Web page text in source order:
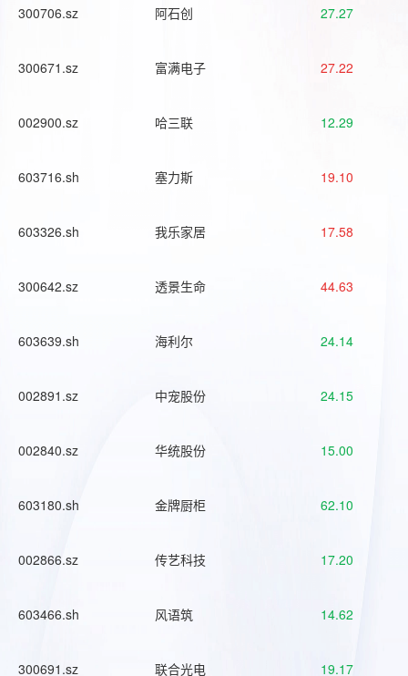
300706.sz 阿石创 27.27
300671.sz 富满电子 27.22
002900.sz 哈三联 12.29
603716.sh 塞力斯 19.10
603326.sh 我乐家居 17.58
300642.sz 透景生命 44.63
603639.sh 海利尔 24.14
002891.sz 中宠股份 24.15
002840.sz 华统股份 15.00
603180.sh 金牌厨柜 62.10
002866.sz 传艺科技 17.20
603466.sh 风语筑 14.62
300691.sz 联合光电 19.17